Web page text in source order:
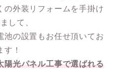
の外装リフォームを手掛け
して、
池の設置もお任せ頂いてお
す！
陽光パネル工事で選ばれる